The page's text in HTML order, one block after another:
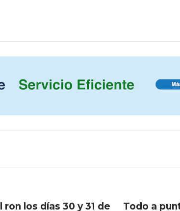
los días 30 y 31 de Todo a